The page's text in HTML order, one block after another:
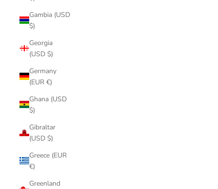
Gambia (USD
$)
Georgia
(USD $)
Germany
(EUR €)
Ghana (USD
$)
Gibraltar
(USD $)
Greece (EUR
€)
Greenland